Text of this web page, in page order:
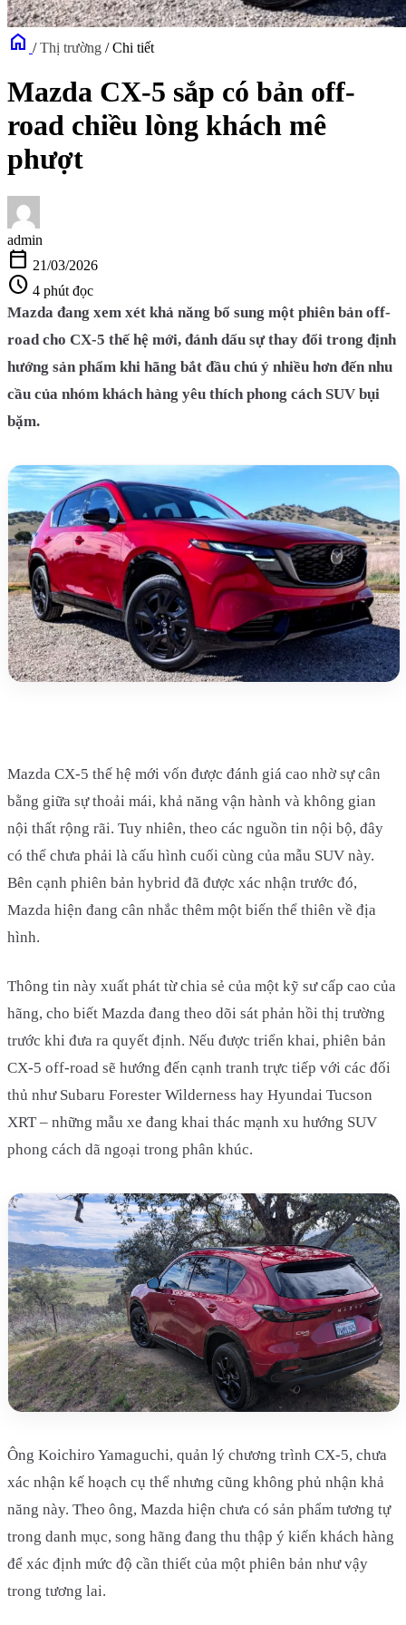
home / Thị trường / Chi tiết
Mazda CX-5 sắp có bản off-
road chiều lòng khách mê
phượt
admin
calendar_today 21/03/2026
schedule 4 phút đọc
Mazda đang xem xét khả năng bổ sung một phiên bản off-
road cho CX-5 thế hệ mới, đánh dấu sự thay đổi trong định
hướng sản phẩm khi hãng bắt đầu chú ý nhiều hơn đến nhu
cầu của nhóm khách hàng yêu thích phong cách SUV bụi
bặm.
Mazda CX-5 thế hệ mới vốn được đánh giá cao nhờ sự cân
bằng giữa sự thoải mái, khả năng vận hành và không gian
nội thất rộng rãi. Tuy nhiên, theo các nguồn tin nội bộ, đây
có thể chưa phải là cấu hình cuối cùng của mẫu SUV này.
Bên cạnh phiên bản hybrid đã được xác nhận trước đó,
Mazda hiện đang cân nhắc thêm một biến thể thiên về địa
hình.
Thông tin này xuất phát từ chia sẻ của một kỹ sư cấp cao của
hãng, cho biết Mazda đang theo dõi sát phản hồi thị trường
trước khi đưa ra quyết định. Nếu được triển khai, phiên bản
CX-5 off-road sẽ hướng đến cạnh tranh trực tiếp với các đối
thủ như Subaru Forester Wilderness hay Hyundai Tucson
XRT – những mẫu xe đang khai thác mạnh xu hướng SUV
phong cách dã ngoại trong phân khúc.
Ông Koichiro Yamaguchi, quản lý chương trình CX-5, chưa
xác nhận kế hoạch cụ thể nhưng cũng không phủ nhận khả
năng này. Theo ông, Mazda hiện chưa có sản phẩm tương tự
trong danh mục, song hãng đang thu thập ý kiến khách hàng
để xác định mức độ cần thiết của một phiên bản như vậy
trong tương lai.